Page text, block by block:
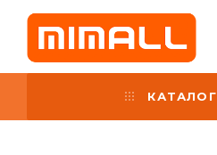
КАТАЛОГ